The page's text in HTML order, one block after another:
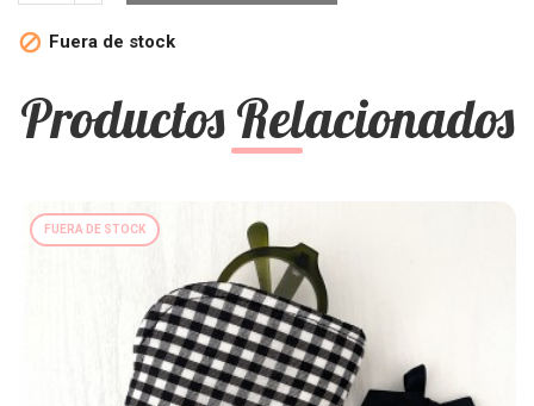
 Fuera de stock
Productos Relacionados
FUERA DE STOCK